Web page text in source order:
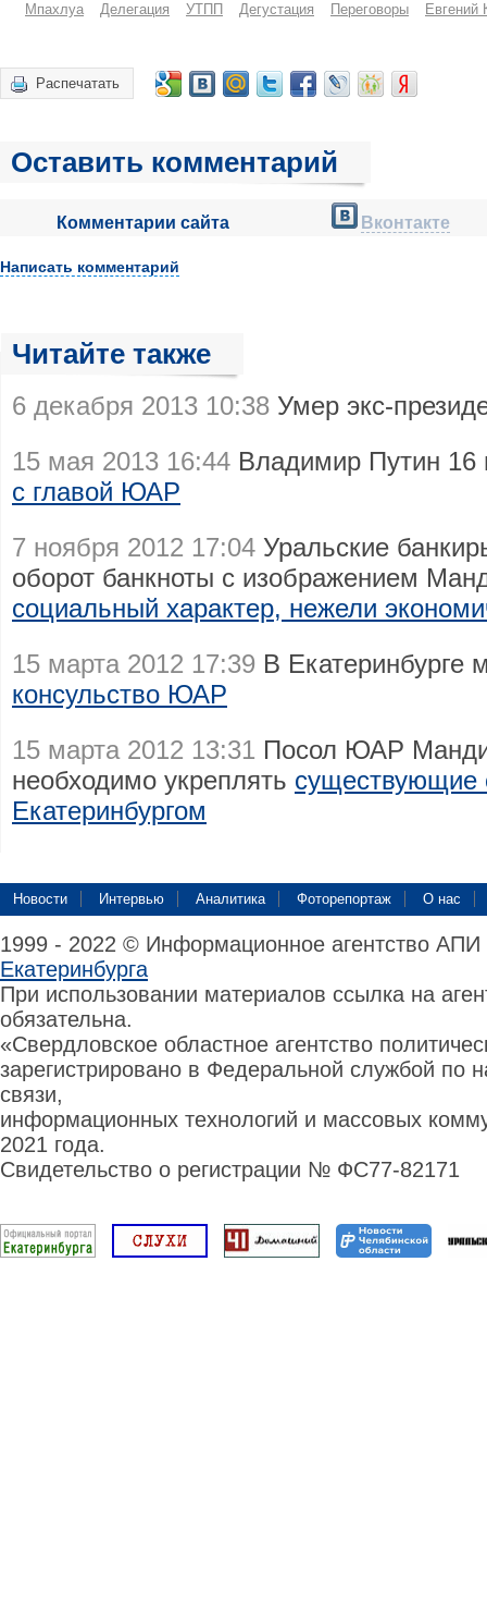
Мпахлуа
Делегация УТПП Дегустация Переговоры Евгений
Распечатать
Оставить комментарий
Комментарии сайта Вконтакте
Написать комментарий
Читайте также
6 декабря 2013 10:38 Умер экс-
15 мая 2013 16:44 Владимир Путин 16
с главой ЮАР
7 ноября 2012 17:04 Уральские
оборот банкноты с изображением
социальный характер, нежели
15 марта 2012 17:39 В Екатеринбурге
консульство ЮАР
15 марта 2012 13:31 Посол ЮАР
необходимо укреплять существующие
Екатеринбургом
Новости Интервью Аналитика Фоторепортаж О нас
1999 - 2022 © Информационное агентство
Екатеринбурга
При использовании материалов ссылка на
обязательна.
«Свердловское областное агентство
зарегистрировано в Федеральной службой по
связи,
информационных технологий и массовых
2021 года.
Свидетельство о регистрации № ФС77-82171